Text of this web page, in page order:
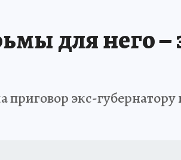
для него –
приговор экс-